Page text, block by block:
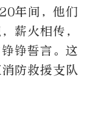
年间，他们
薪火相传，
铮誓言。这
防救援支队